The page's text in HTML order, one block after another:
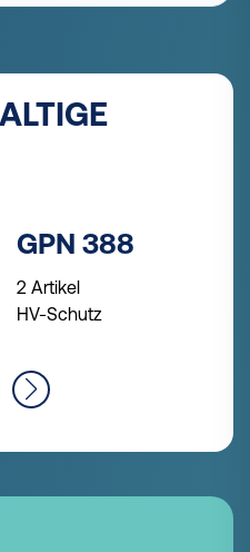
GPN 395
Form C
1 Artikel